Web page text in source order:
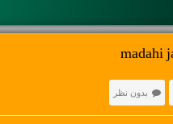
بدون نظر